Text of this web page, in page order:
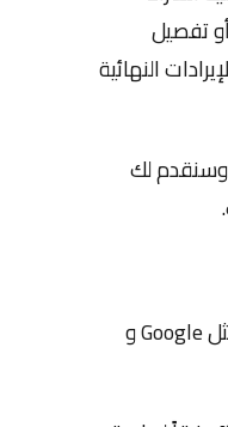
تفصيل
النهائية
وسنقدم لك
قبل الدخول في التفاصيل التقنية، من الضروري فهم حجم التأثير الفعلي. دراسات عملاقة مثل Google و